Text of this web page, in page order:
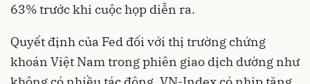
63% trước khi cuộc họp diễn ra.
Quyết định của Fed đối với thị trường chứng
khoán Việt Nam trong phiên giao dịch dường như